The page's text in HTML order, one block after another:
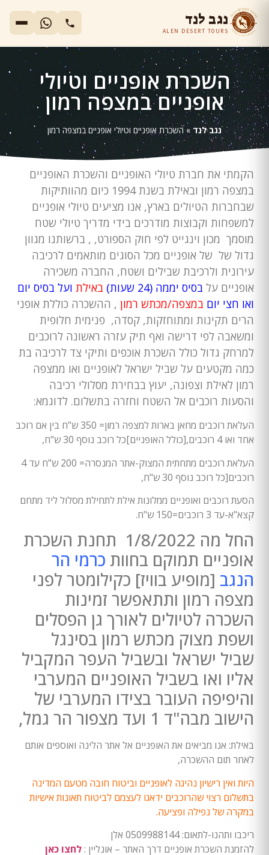
נגב לנד
ALEN DESERT TOURS
השכרת אופניים וטיולי
אופניים במצפה רמון
נגב לנד »השכרת אופניים וטיולי אופניים במצפה רמון
הקמתי את חברת טיולי האופניים והשכרת האופניים
במצפה רמון ובאילת בשנת 1994 כיום מהוותיקות
שבחברות הטיולים בארץ, אנו מציעים טיולי אופניים
למשפחות וקבוצות מודרכים בידי מדריך טיולי שטח
מוסמך מכון וינגייט לפי חוק הספורט, , ברשותנו מגוון
גדול של של אופניים מכל הסוגים מותאמים לרכיבה
עירונית ולרכיבת שבילים ושטח, החברה משכירה
אופניים על בסיס יממה (24 שעות) באילת ועל בסיס יום
ואו חצי יום במצפה/מכתש רמון , ההשכרה כוללת אופני
הרים תקינות ומתוחזקות, קסדה, פנימית חלופית
ומשאבה לפי דרישה ואף תיק עזרה ראשונה לרוכבים
למרחק גדול כולל השכרת אוכפים ותיקי צד לרכיבה בת
כמה מקטעים על שביל ישראל לאופניים ואו ממצפה
רמון לאילת וצפונה, יעוץ בבחירת מסלולי רכיבה
והסעות רוכבים אל השטח וחזרה בתשלום. לדוגמא:
העלאת רוכבים מחאן בארות למצפה רמון= 350 ש"ח בין אם רוכב
אחד ואו 4 רוכבים,[כולל האופניים]כל רוכב נוסף 30 ש"ח,
העלאת רוכבים מתחתית המצוק-אתר המנסרה= 200 ש"ח עד 4
רוכבים[כל רוכב נוסף 30 ש"ח,
הסעת רוכבים ואופניים ממלונות אילת לתחילת מסלול ליד מתחם
קצא"א-עד 3 רוכבים=150 ש"ח.
החל מה 1/8/2022 תחנת השכרת
אופניים תמוקם בחוות כרמי הר
הנגב [מופיע בוויז] כקילומטר לפני
מצפה רמון ותתאפשר זמינות
השכרה לטיולים לאורך גן הפסלים
ושפת מצוק מכתש רמון בסינגל
שביל ישראל ובשביל העפר המקביל
אליו ואו בשביל האופניים המערבי
והיפיפה העובר בצידו המערבי של
הישוב מבה"ד 1 ועד מצפור הר גמל,
באילת: אנו מביאים את האופניים אל אתר הלינה ואוספים אותם
לאחר תום ההשכרה,
היות ואין רישיון נהיגה לאופניים וביטוח חובה מטעם המדינה
בתשלום רצוי שהרוכבים ידאגו לעצמם לביטוח תאונות אישיות
במקרה של נפילה ופציעה.
ריכבו ותהנו-לתאום: 0509988144 אלן
להזמנת השכרת אופניים דרך האתר – אונליין :לחצו כאן